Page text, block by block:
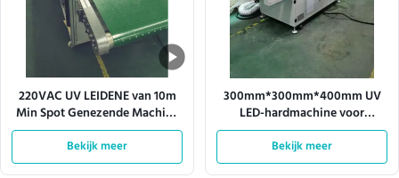
220VAC UV LEIDENE van 10m
Min Spot Genezende Machine
met het Drogen van
Lampparels
Bekijk meer
300mm*300mm*400mm UV
LED-hardmachine voor
200mm*200mm-
hardingsgebied en precieze
harding
Bekijk meer